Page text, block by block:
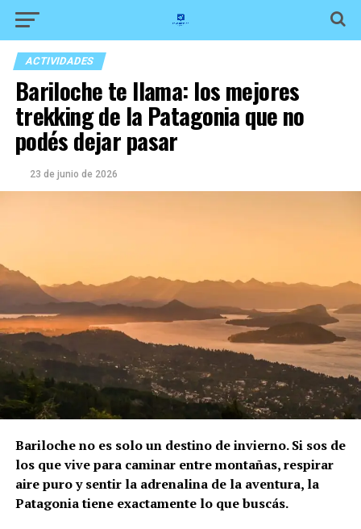
ACTIVIDADES
Bariloche te llama: los mejores
trekking de la Patagonia que no
podés dejar pasar
23 de junio de 2026
Bariloche no es solo un destino de invierno. Si sos de
los que vive para caminar entre montañas, respirar
aire puro y sentir la adrenalina de la aventura, la
Patagonia tiene exactamente lo que buscás.